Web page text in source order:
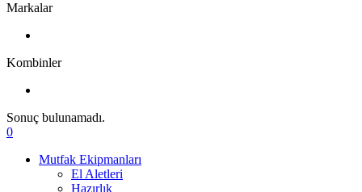
Markalar
Kombinler
Sonuç bulunamadı.
0
Mutfak Ekipmanları
El Aletleri
Hazırlık